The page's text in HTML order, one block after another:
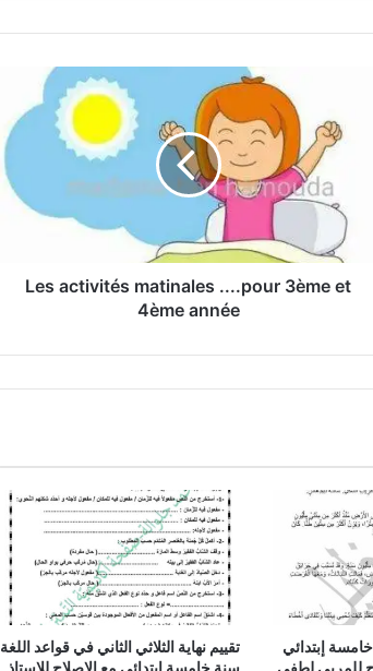
matinales
....pour
4ème
année
Les activités matinales ....pour 3ème et
4ème année
إبتدائي
للمربي لطفي
تقييم نهاية الثلاثي الثاني في قواعد اللغة
سنة خامسة ابتدائي مع الاصلاح للاستاذ